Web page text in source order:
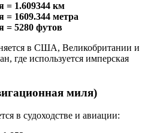
= 1.609344 км
= 1609.344 метра
= 5280 футов
в США, Великобритании и
где используется имперская
миля)
в судоходстве и авиации: